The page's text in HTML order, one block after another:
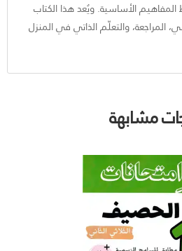
المفاهيم الأساسية. ويُعد هذا الكتاب
المراجعة، والتعلّم الذاتي في المنزل
مشابهة